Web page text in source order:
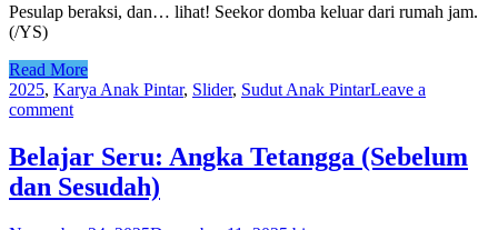
Pesulap beraksi, dan… lihat! Seekor domba keluar dari rumah jam.
(/YS)
Read More
2025, Karya Anak Pintar, Slider, Sudut Anak PintarLeave a
comment
Belajar Seru: Angka Tetangga (Sebelum
dan Sesudah)